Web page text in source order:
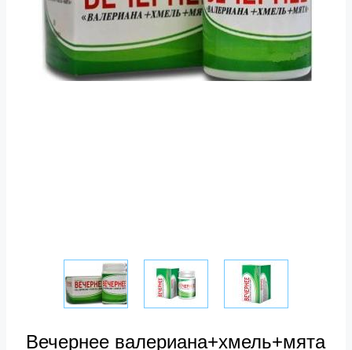
Вечернее валериана+хмель+мята